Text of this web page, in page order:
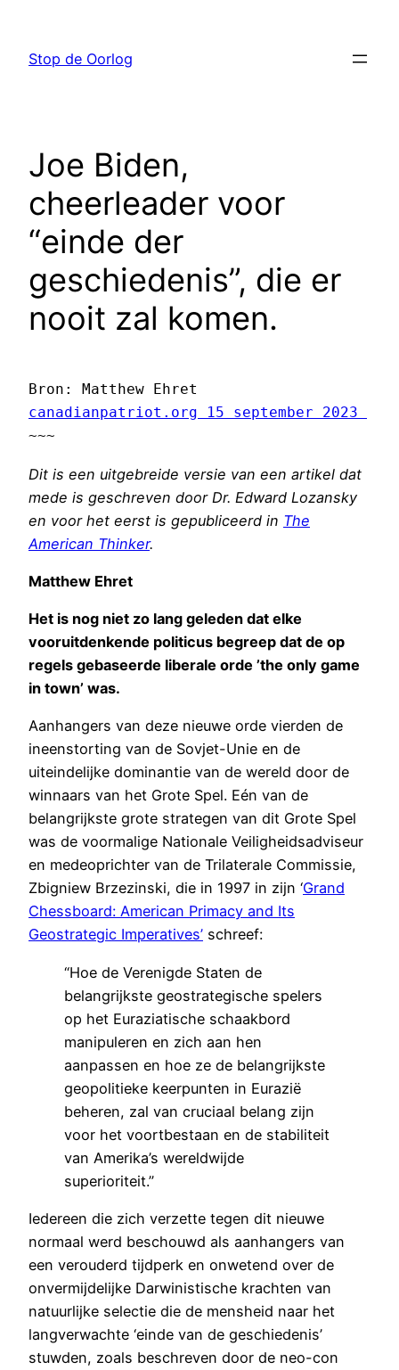
Stop de Oorlog
Joe Biden,
cheerleader voor
“einde der
geschiedenis”, die er
nooit zal komen.
Bron: Matthew Ehret
~~~
Dit is een uitgebreide versie van een artikel dat
mede is geschreven door Dr. Edward Lozansky
en voor het eerst is gepubliceerd in The
American Thinker.
Matthew Ehret
Het is nog niet zo lang geleden dat elke
vooruitdenkende politicus begreep dat de op
regels gebaseerde liberale orde ’the only game
in town’ was.
Aanhangers van deze nieuwe orde vierden de
ineenstorting van de Sovjet-Unie en de
uiteindelijke dominantie van de wereld door de
winnaars van het Grote Spel. Eén van de
belangrijkste grote strategen van dit Grote Spel
was de voormalige Nationale Veiligheidsadviseur
en medeoprichter van de Trilaterale Commissie,
Zbigniew Brzezinski, die in 1997 in zijn ‘Grand
Chessboard: American Primacy and Its
Geostrategic Imperatives’ schreef:
“Hoe de Verenigde Staten de
belangrijkste geostrategische spelers
op het Euraziatische schaakbord
manipuleren en zich aan hen
aanpassen en hoe ze de belangrijkste
geopolitieke keerpunten in Eurazië
beheren, zal van cruciaal belang zijn
voor het voortbestaan en de stabiliteit
van Amerika’s wereldwijde
superioriteit.”
Iedereen die zich verzette tegen dit nieuwe
normaal werd beschouwd als aanhangers van
een verouderd tijdperk en onwetend over de
onvermijdelijke Darwinistische krachten van
natuurlijke selectie die de mensheid naar het
langverwachte ‘einde van de geschiedenis’
stuwden, zoals beschreven door de neo-con